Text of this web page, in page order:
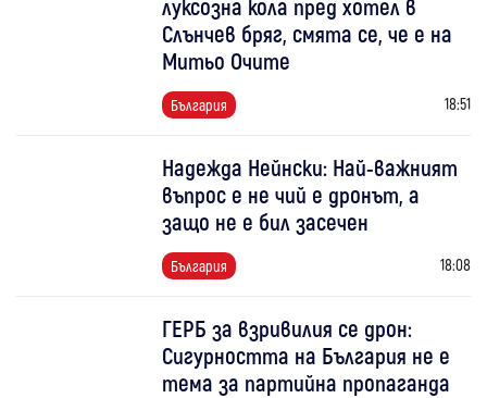
луксозна кола пред хотел в
Слънчев бряг, смята се, че е на
Митьо Очите
България 18:51
Надежда Нейнски: Най-важният
въпрос е не чий е дронът, а
защо не е бил засечен
България 18:08
ГЕРБ за взривилия се дрон:
Сигурността на България не е
тема за партийна пропаганда